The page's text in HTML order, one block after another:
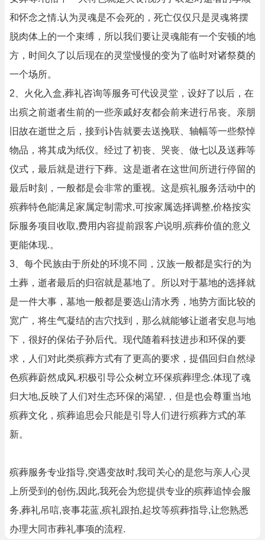
和怀念之情.认为灵魂是不会死的，死亡仅仅只是灵魂将摆
脱肉体上的一个束缚，所以我们要让灵魂能有一个安顿的地
方，时间久了以后现在的灵堂慢慢的变为了临时对诸祭奠的
一个场所。
2、火化入盒,葬礼咨询等服务可代设灵堂，设好了以后，在
出殡之前逝者生前的一些亲戚好友都会前来进行吊丧。亲朋
旧故在逝世之后，接到讣告就要去送挽联、轴幅等一些祭悼
物品，将其成为纸仪。经过了初丧、哭丧、做七以及送葬等
仪式，最后就是进行下葬。这是逝者在这世间所进行停留的
最后时刻，一般都是会非常的重视。这是殡礼服务活动中的
殡葬特色能满足家属定制需求,可按家属选择调整,价格按实
际服务项目收取,费用内容提前跟客户说明,殡葬价值的意义
更能体现.。
3、每个民族由于所处的环境不同，汉族一般都是实行的为
土葬，逝者最后的归宿就是墓地了。所以对于墓地的选择就
是一件大事，墓地一般都是要选山清水秀，地势方面比较的
宽广，将生气凝结的吉穴找到，那么就能够让逝者安息与地
下，很好的保佑子孙后代。现代随着科技进步和环保的要
求，人们对此类殡葬方式有了更高的要求，提倡回归自然绿
色殡葬蔚然成风.积极引导公众树立环保殡葬理念.体现了魂
归大地,反映了人们对生态环保的渴望.，但是也会尊重当地
殡葬文化，殡葬追思会只能是引导人们进行殡葬方式的革
新。
殡葬服务专业指导,突遇变故时,我司关心的是您与亲人心灵
上所受到的创伤,因此,我死会为您提供专业的殡葬追悼会服
务,葬礼吊唁,丧事花蓝,殡礼跟拍,起坟等殡葬指导,让您熟悉
办理大同市葬礼事项的流程.